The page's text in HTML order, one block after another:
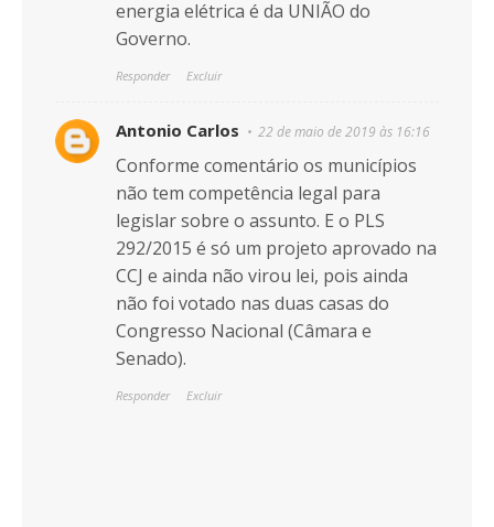
energia elétrica é da UNIÃO do
Governo.
Responder Excluir
Antonio Carlos 22 de maio de 2019 às 16:16
Conforme comentário os municípios
não tem competência legal para
legislar sobre o assunto. E o PLS
292/2015 é só um projeto aprovado na
CCJ e ainda não virou lei, pois ainda
não foi votado nas duas casas do
Congresso Nacional (Câmara e
Senado).
Responder Excluir